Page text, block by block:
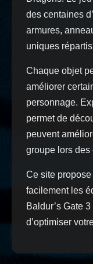
des centaines
armures,
uniques
Chaque objet
améliorer
personnage.
permet de
peuvent
groupe lors des
Ce site
facilement les
Baldur’s Gate
d’optimiser